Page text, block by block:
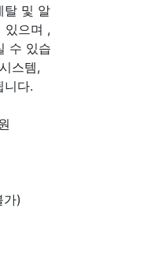
탈 및 알
있으며 ,
수 있습
스템,
니다.
)